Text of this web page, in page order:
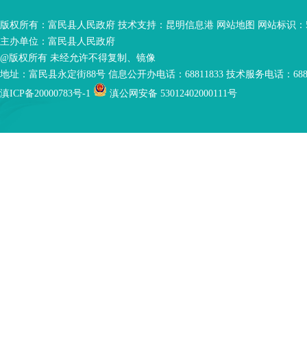
版权所有：富民县人民政府 技术支持： 昆明信息港 网站地图 网站标识：
主办单位：富民县人民政府
@版权所有 未经允许不得复制、镜像
地址：富民县永定街88号 信息公开办电话：68811833 技术服务电话：
滇ICP备20000783号-1
滇公网安备 53012402000111号